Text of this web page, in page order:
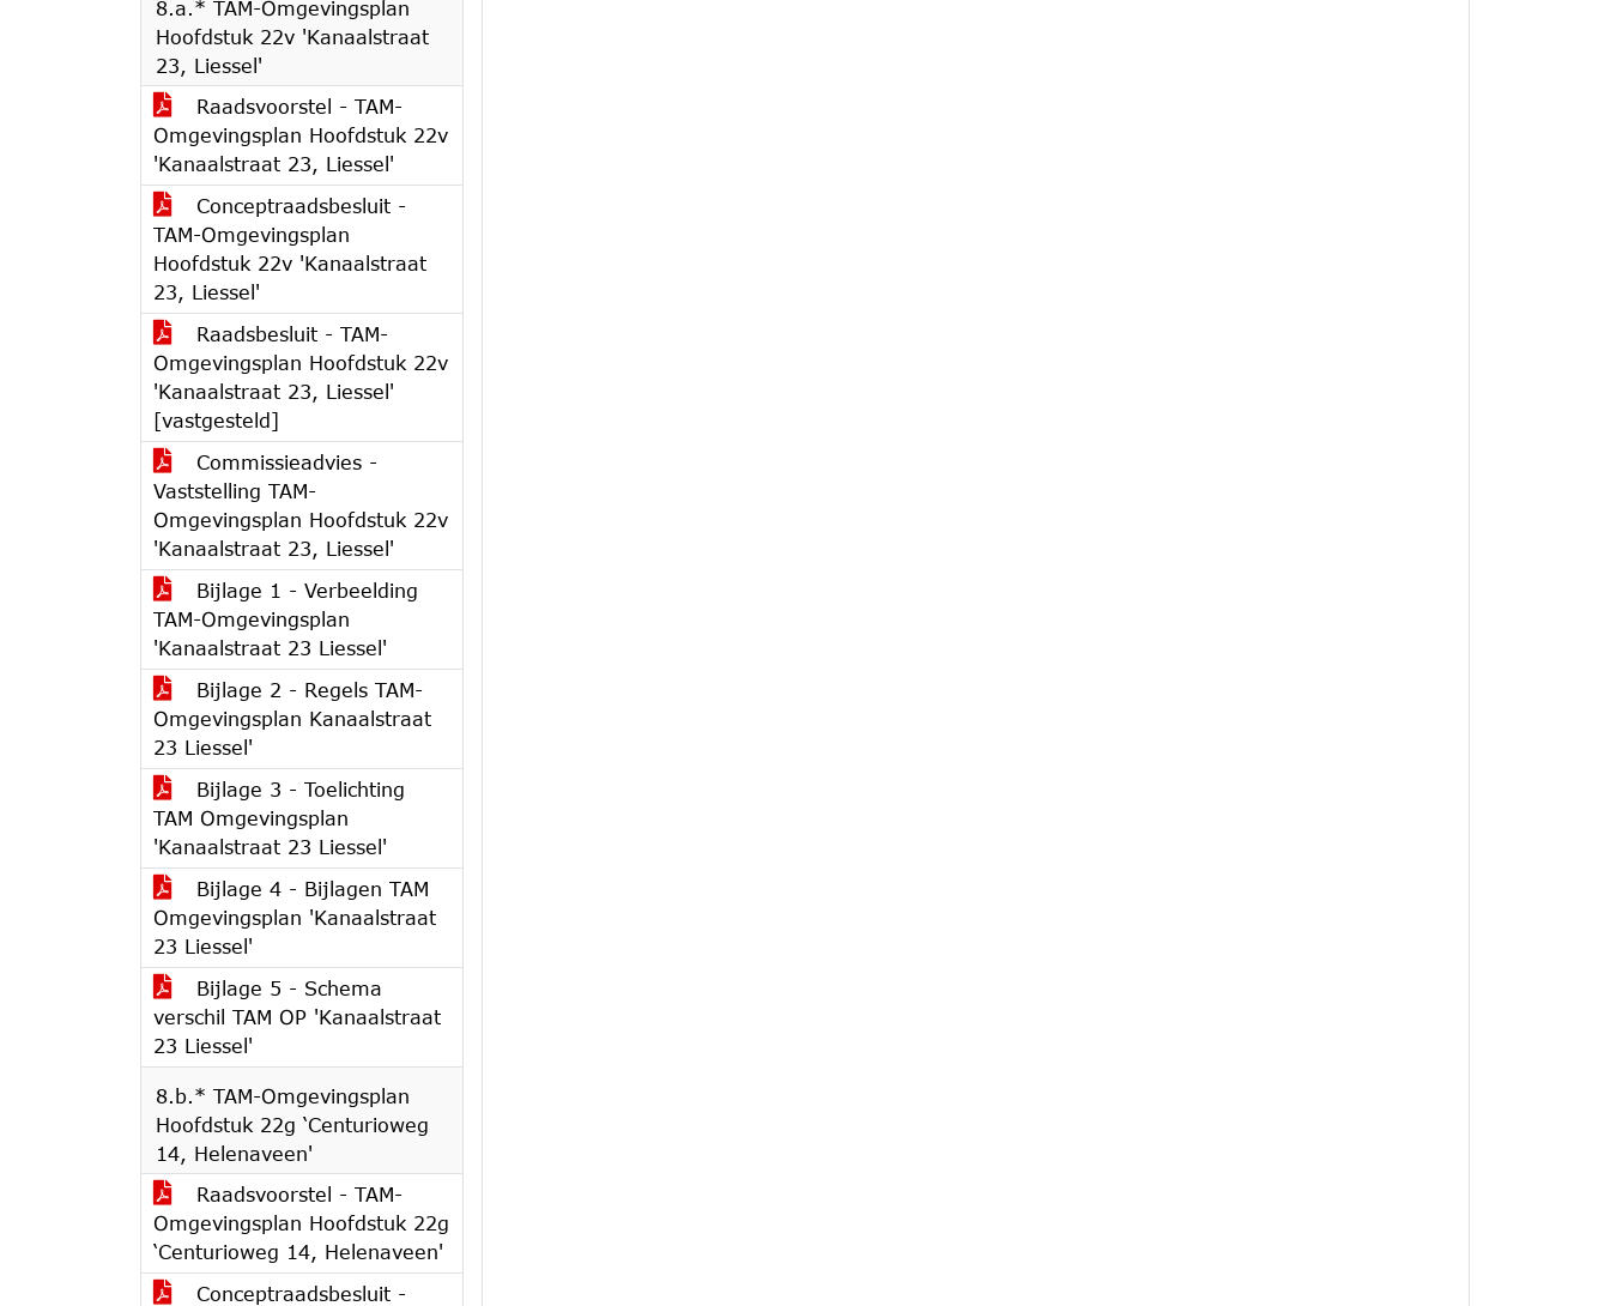
8.a.* TAM-Omgevingsplan
Hoofdstuk 22v 'Kanaalstraat
23, Liessel'
Raadsvoorstel - TAM-
Omgevingsplan Hoofdstuk 22v
'Kanaalstraat 23, Liessel'
Conceptraadsbesluit -
TAM-Omgevingsplan
Hoofdstuk 22v 'Kanaalstraat
23, Liessel'
Raadsbesluit - TAM-
Omgevingsplan Hoofdstuk 22v
'Kanaalstraat 23, Liessel'
[vastgesteld]
Commissieadvies -
Vaststelling TAM-
Omgevingsplan Hoofdstuk 22v
'Kanaalstraat 23, Liessel'
Bijlage 1 - Verbeelding
TAM-Omgevingsplan
'Kanaalstraat 23 Liessel'
Bijlage 2 - Regels TAM-
Omgevingsplan Kanaalstraat
23 Liessel'
Bijlage 3 - Toelichting
TAM Omgevingsplan
'Kanaalstraat 23 Liessel'
Bijlage 4 - Bijlagen TAM
Omgevingsplan 'Kanaalstraat
23 Liessel'
Bijlage 5 - Schema
verschil TAM OP 'Kanaalstraat
23 Liessel'
8.b.* TAM-Omgevingsplan
Hoofdstuk 22g ‘Centurioweg
14, Helenaveen'
Raadsvoorstel - TAM-
Omgevingsplan Hoofdstuk 22g
‘Centurioweg 14, Helenaveen'
Conceptraadsbesluit -